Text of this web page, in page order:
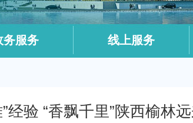
务服务 线上服务
经验 “香飘千里”陕西榆林